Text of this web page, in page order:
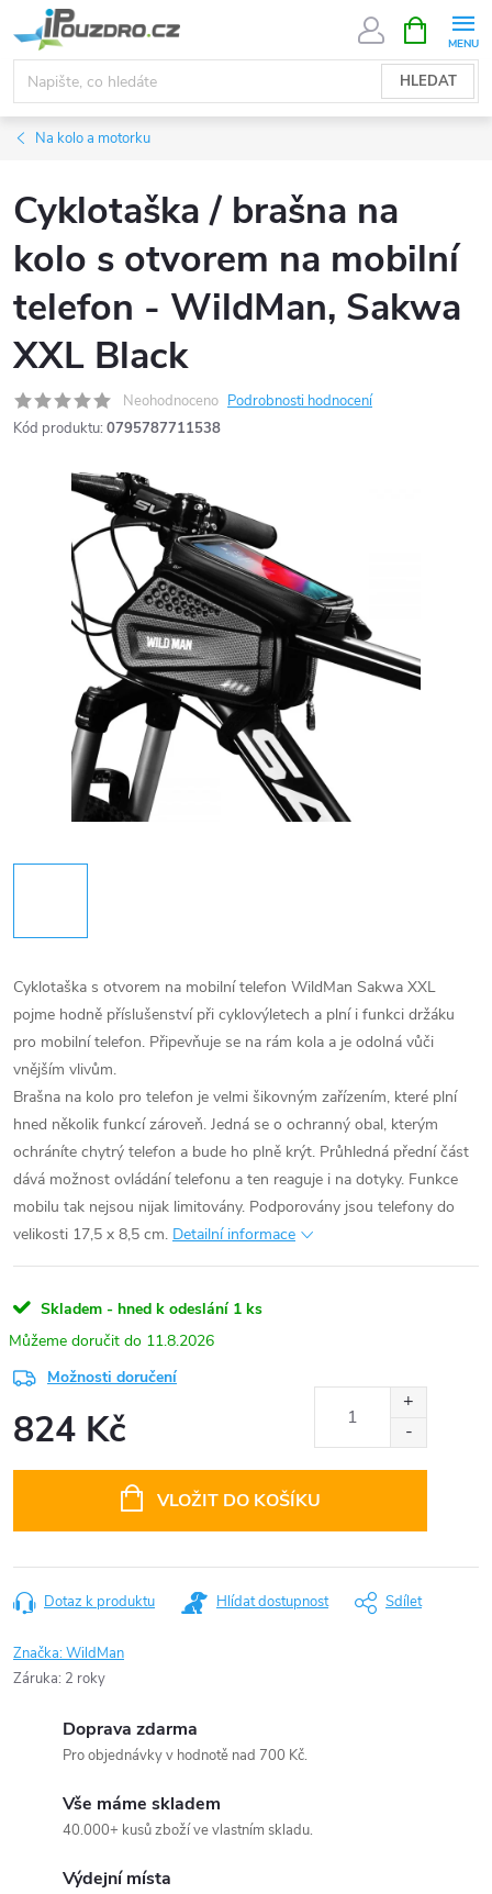
na
obsah
HLEDAT
NÁKUPNÍ
KOŠÍK
Na kolo a motorku
Cyklotaška / brašna na
kolo s otvorem na mobilní
telefon - WildMan, Sakwa
XXL Black
Neohodnoceno Podrobnosti hodnocení
Kód produktu: 0795787711538
Cyklotaška s otvorem na mobilní telefon WildMan Sakwa XXL
pojme hodně příslušenství při cyklovýletech a plní i funkci držáku
pro mobilní telefon. Připevňuje se na rám kola a je odolná vůči
vnějším vlivům.
Brašna na kolo pro telefon je velmi šikovným zařízením, které plní
hned několik funkcí zároveň. Jedná se o ochranný obal, kterým
ochráníte chytrý telefon a bude ho plně krýt. Průhledná přední část
dává možnost ovládání telefonu a ten reaguje i na dotyky. Funkce
mobilu tak nejsou nijak limitovány. Podporovány jsou telefony do
velikosti 17,5 x 8,5 cm. Detailní informace
Skladem - hned k odeslání 1 ks
11.8.2026
Možnosti doručení
824 Kč
VLOŽIT DO KOŠÍKU
Dotaz k produktu Hlídat dostupnost Sdílet
Značka:WildMan
Záruka: 2 roky
Doprava zdarma
Pro objednávky v hodnotě nad 700 Kč.
Vše máme skladem
40.000+ kusů zboží ve vlastním skladu.
Výdejní místa